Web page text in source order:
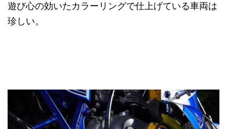
遊び心の効いたカラーリングで仕上げている車両は
珍しい。